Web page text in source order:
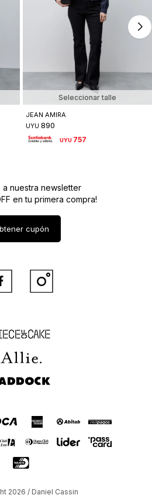
Seleccionar talle
JEAN AMIRA
UYU 890
UYU 757
Piece of Cake
Allie
Paddock
a nuestra newsletter
en tu primera compra!
cupón

2026 / Daniel Cassin